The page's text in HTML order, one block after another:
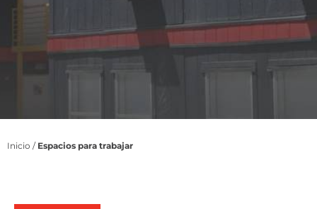
Inicio / Espacios para trabajar